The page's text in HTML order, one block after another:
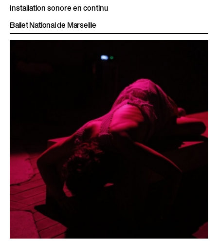
Installation sonore en continu
Ballet National de Marseille